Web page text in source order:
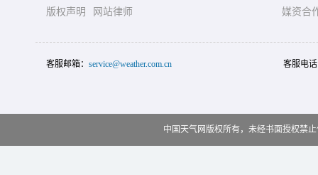
版权声明
网站律师
媒资合
客服邮箱： service@weather.com.cn 客服电
中国天气网版权所有，未经书面授权